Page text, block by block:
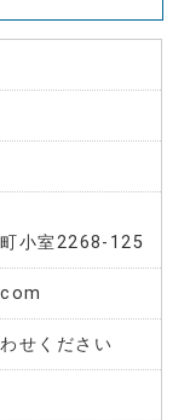
小室2268-125
せください